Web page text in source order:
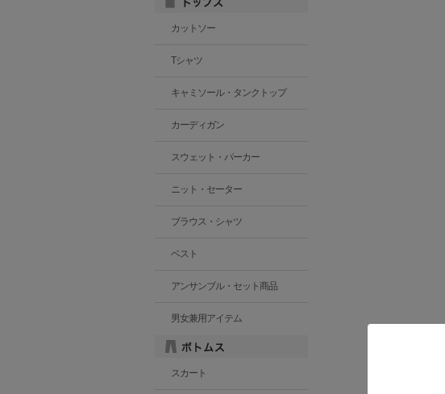
カットソー
Tシャツ
キャミソール・タンクトップ
カーディガン
スウェット・パーカー
ニット・セーター
ブラウス・シャツ
ベスト
アンサンブル・セット商品
男女兼用アイテム
スカート